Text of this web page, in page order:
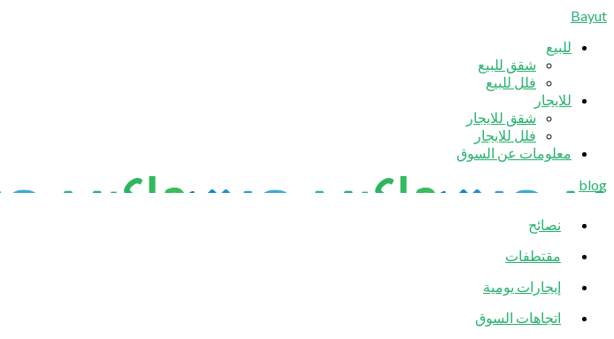
Bayut
للبيع
شقق للبيع
فلل للبيع
للايجار
شقق للايجار
فلل للايجار
معلومات عن السوق
blog
نصائح
مقتطفات
إيجارات يومية
اتجاهات السوق